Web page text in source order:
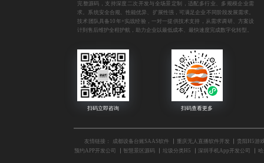
完整源码，支持深度二次开发与全场景定制，适配多行业、多规模企业需
求。系统安全合规、性能优异、扩展性强，可满足企业不同阶段发展需求。
技术团队具备10年+实战经验，一对一提供技术支持，从需求调研、方案设
计到售后维护全程护航，助力企业以最低成本、最快速度完成数字化转型。
友情链接： 成都设备台账SAAS软件 重庆无人直播软件开发
贵阳H5游
预约APP开发公司
智慧景区源码 垃圾分类H5 深圳手机App开发公司